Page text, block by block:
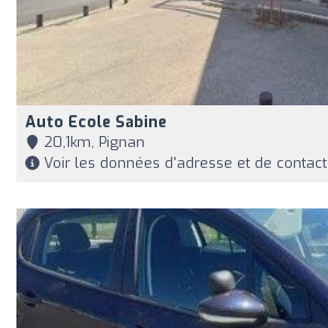
Auto Ecole Sabine
20,1km, Pignan
Voir les données d'adresse et de contact